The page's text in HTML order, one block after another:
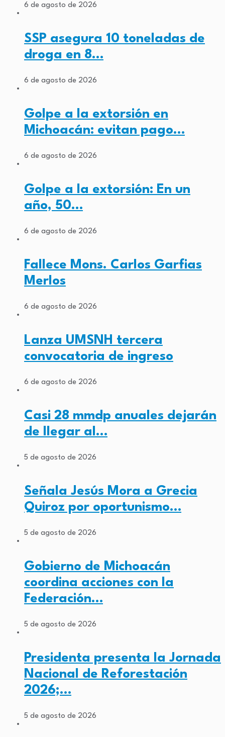
6 de agosto de 2026
SSP asegura 10 toneladas de
droga en 8…
6 de agosto de 2026
Golpe a la extorsión en
Michoacán: evitan pago…
6 de agosto de 2026
Golpe a la extorsión: En un
año, 50…
6 de agosto de 2026
Fallece Mons. Carlos Garfias
Merlos
6 de agosto de 2026
Lanza UMSNH tercera
convocatoria de ingreso
6 de agosto de 2026
Casi 28 mmdp anuales dejarán
de llegar al…
5 de agosto de 2026
Señala Jesús Mora a Grecia
Quiroz por oportunismo…
5 de agosto de 2026
Gobierno de Michoacán
coordina acciones con la
Federación…
5 de agosto de 2026
Presidenta presenta la Jornada
Nacional de Reforestación
2026;…
5 de agosto de 2026